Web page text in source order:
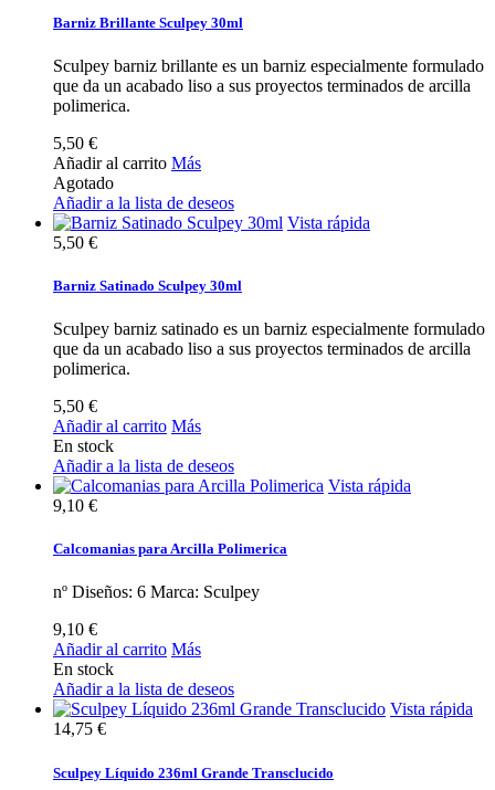
Barniz Brillante Sculpey 30ml
Sculpey barniz brillante es un barniz especialmente formulado
que da un acabado liso a sus proyectos terminados de arcilla
polimerica.
5,50 €
Añadir al carrito Más
Agotado
Añadir a la lista de deseos
Vista rápida
5,50 €
Barniz Satinado Sculpey 30ml
Sculpey barniz satinado es un barniz especialmente formulado
que da un acabado liso a sus proyectos terminados de arcilla
polimerica.
5,50 €
Añadir al carrito Más
En stock
Añadir a la lista de deseos
Vista rápida
9,10 €
Calcomanias para Arcilla Polimerica
nº Diseños: 6 Marca: Sculpey
9,10 €
Añadir al carrito Más
En stock
Añadir a la lista de deseos
Vista rápida
14,75 €
Sculpey Líquido 236ml Grande Transclucido